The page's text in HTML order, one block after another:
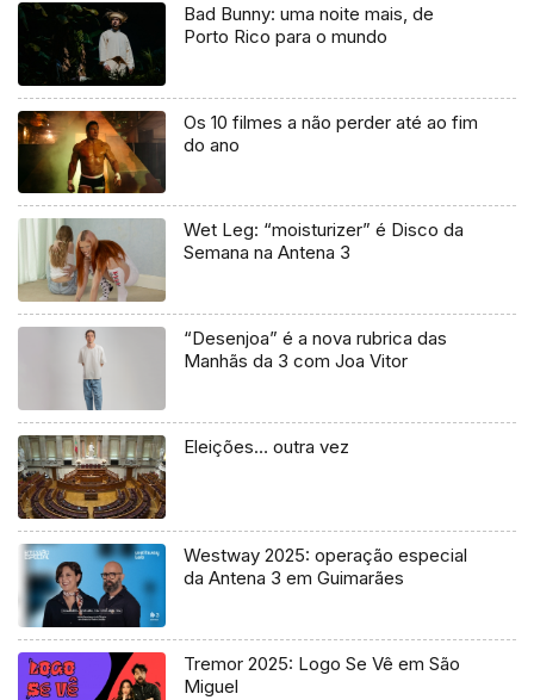
Bad Bunny: uma noite mais, de
Porto Rico para o mundo
Os 10 filmes a não perder até ao fim
do ano
Wet Leg: “moisturizer” é Disco da
Semana na Antena 3
“Desenjoa” é a nova rubrica das
Manhãs da 3 com Joa Vitor
Eleições… outra vez
Westway 2025: operação especial
da Antena 3 em Guimarães
Tremor 2025: Logo Se Vê em São
Miguel